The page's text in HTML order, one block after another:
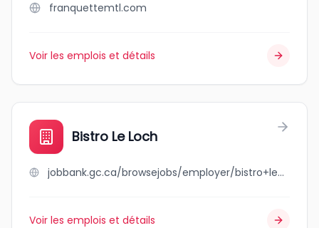
franquettemtl.com
Voir les emplois et détails
Bistro Le Loch
jobbank.gc.ca/browsejobs/employer/bistro+le+loch/ca
Voir les emplois et détails